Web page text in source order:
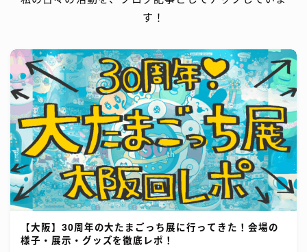
す！
【大阪】30周年の大たまごっち展に行ってきた！会場の
様子・展示・グッズを徹底レポ！